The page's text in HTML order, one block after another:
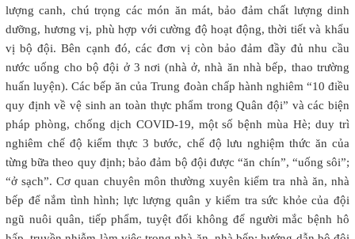
lượng canh, chú trọng các món ăn mát, bảo đảm chất lượng dinh
dưỡng, hương vị, phù hợp với cường độ hoạt động, thời tiết và khẩu
vị bộ đội. Bên cạnh đó, các đơn vị còn bảo đảm đầy đủ nhu cầu
nước uống cho bộ đội ở 3 nơi (nhà ở, nhà ăn nhà bếp, thao trường
huấn luyện). Các bếp ăn của Trung đoàn chấp hành nghiêm “10 điều
quy định về vệ sinh an toàn thực phẩm trong Quân đội” và các biện
pháp phòng, chống dịch COVID-19, một số bệnh mùa Hè; duy trì
nghiêm chế độ kiểm thực 3 bước, chế độ lưu nghiệm thức ăn của
từng bữa theo quy định; bảo đảm bộ đội được “ăn chín”, “uống sôi”;
“ở sạch”. Cơ quan chuyên môn thường xuyên kiểm tra nhà ăn, nhà
bếp để nắm tình hình; lực lượng quân y kiểm tra sức khỏe của đội
ngũ nuôi quân, tiếp phẩm, tuyệt đối không để người mắc bệnh hô